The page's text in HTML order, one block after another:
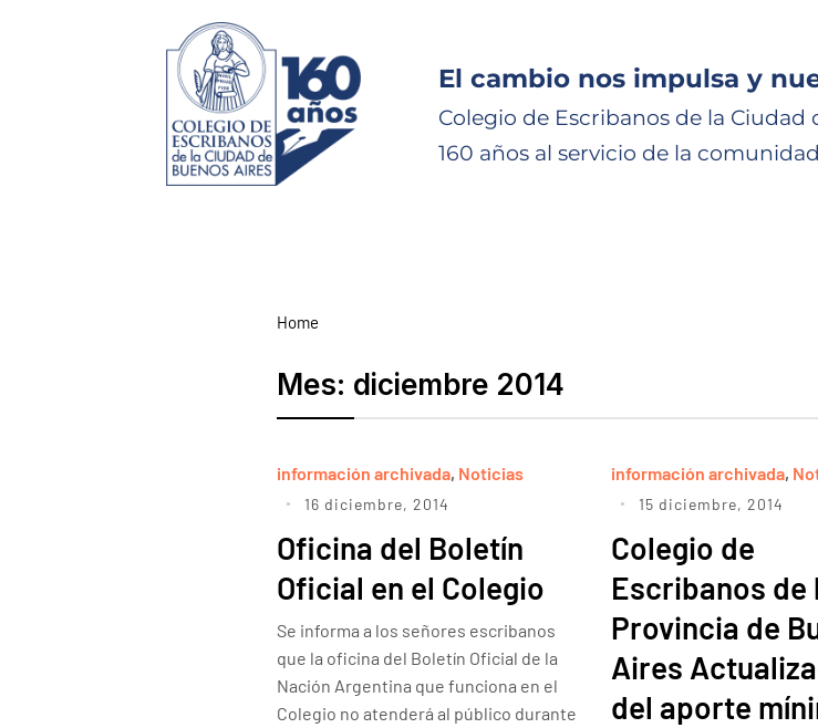
El cambio nos impulsa y
Colegio de Escribanos de la Ciudad
160 años al servicio de la
Home
Mes: diciembre 2014
información archivada, Noticias
16 diciembre, 2014
Oficina del Boletín
Oficial en el Colegio
Se informa a los señores escribanos
que la oficina del Boletín Oficial de la
Nación Argentina que funciona en el
Colegio no atenderá al público durante
información archivada,
15 diciembre, 2014
Colegio de
Escribanos de
Provincia de
Aires
del aporte